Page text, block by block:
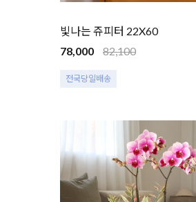
빛나는 쥬피터 22X60
78,000
82,100
전국당일배송